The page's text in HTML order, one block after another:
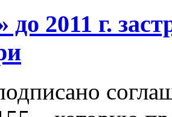
до 2011 г.